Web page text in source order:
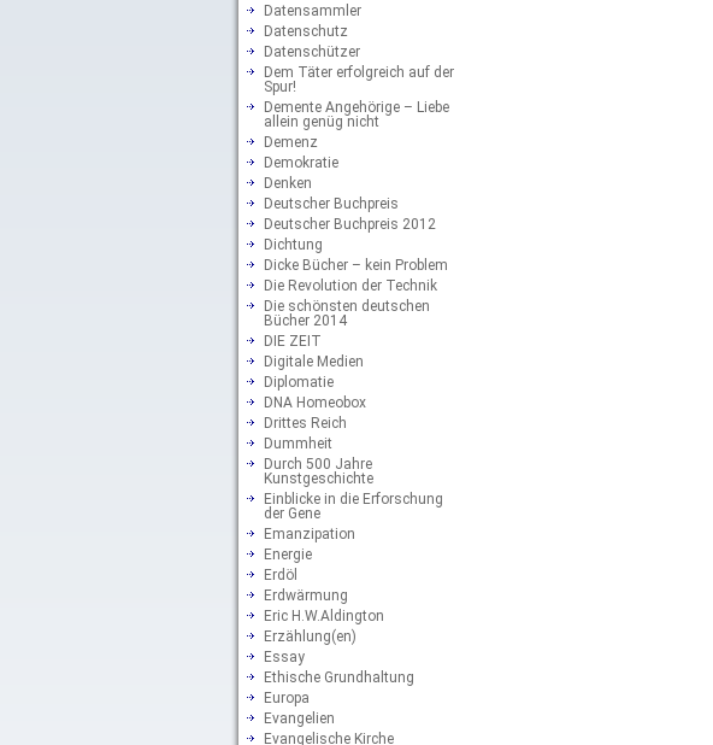
Datensammler
Datenschutz
Datenschützer
Dem Täter erfolgreich auf der
Spur!
Demente Angehörige – Liebe
allein genüg nicht
Demenz
Demokratie
Denken
Deutscher Buchpreis
Deutscher Buchpreis 2012
Dichtung
Dicke Bücher – kein Problem
Die Revolution der Technik
Die schönsten deutschen
Bücher 2014
DIE ZEIT
Digitale Medien
Diplomatie
DNA Homeobox
Drittes Reich
Dummheit
Durch 500 Jahre
Kunstgeschichte
Einblicke in die Erforschung
der Gene
Emanzipation
Energie
Erdöl
Erdwärmung
Eric H.W.Aldington
Erzählung(en)
Essay
Ethische Grundhaltung
Europa
Evangelien
Evangelische Kirche